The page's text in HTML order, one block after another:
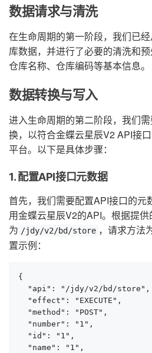
数据请求与清洗
在生命周期的第一阶段，我们已
库数据，并进行了必要的清洗和
仓库名称、仓库编码等基本信息。
数据转换与写入
进入生命周期的第二阶段，我们
换，以符合金蝶云星辰V2 API接
平台。以下是具体步骤：
1. 配置API接口元数据
首先，我们需要配置API接口的元
用金蝶云星辰V2的API。根据提
为 /jdy/v2/bd/store ，请求方法
置示例：
{
  "api": "/jdy/v2/bd/store",
  "effect": "EXECUTE",
  "method": "POST",
  "number": "1",
  "id": "1",
  "name": "1",